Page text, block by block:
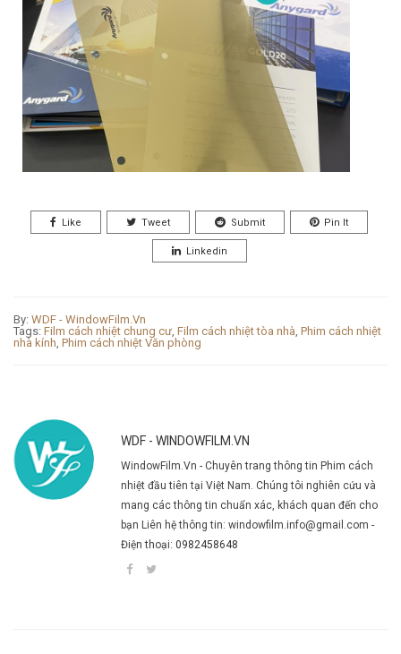
Like Tweet Submit Pin It
Linkedin
By: WDF - WindowFilm.Vn
Tags: Film cách nhiệt chung cư, Film cách nhiệt tòa nhà, Phim cách nhiệt
nhà kính, Phim cách nhiệt Văn phòng
WDF - WINDOWFILM.VN
WindowFilm.Vn - Chuyên trang thông tin Phim cách
nhiệt đầu tiên tại Việt Nam. Chúng tôi nghiên cứu và
mang các thông tin chuẩn xác, khách quan đến cho
bạn Liên hệ thông tin: windowfilm.info@gmail.com -
Điện thoại: 0982458648